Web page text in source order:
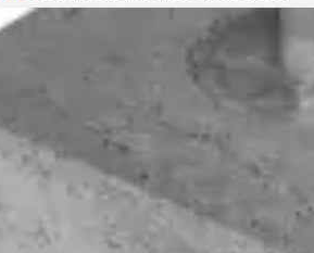
Staal Ø 21,3 mm
Buis Ø 21,3 mm